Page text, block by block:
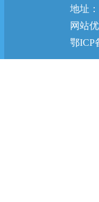
地址
网站
鄂ICP